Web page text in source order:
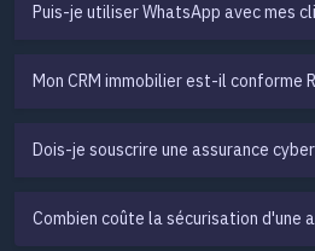
Puis-je utiliser WhatsApp avec mes
Mon CRM immobilier est-il conforme
Dois-je souscrire une assurance
Combien coûte la sécurisation d'une